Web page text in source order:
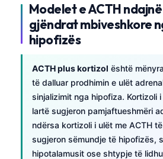
Modelet e ACTH
gjëndrat mbiveshkore
hipofizës
ACTH plus kortizol është
të dalluar prodhimin e ulët
sinjalizimit nga hipofiza. Kortizoli
lartë sugjeron pamjaftueshmëri
ndërsa kortizoli i ulët me ACTH
sugjeron sëmundje të hipofizës,
hipotalamusit ose shtypje të
Norsk bokmål